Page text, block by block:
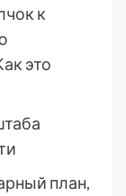
к
это
план,